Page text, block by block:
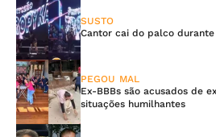
SUSTO
Cantor cai do palco
PEGOU MAL
Ex-BBBs são acusados de
situações humilhantes